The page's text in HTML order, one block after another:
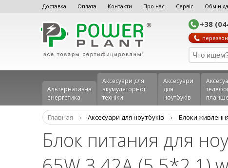
Доставка Оплата Контакти Про нас Сервіс Обмін
+38
Альтернативна
енергетика
Аксесуари для
акумуляторної
техніки
Аксесуари
для
ноутбуків
Главная › Аксесуари для ноутбуків › Блоки
Блок питания для